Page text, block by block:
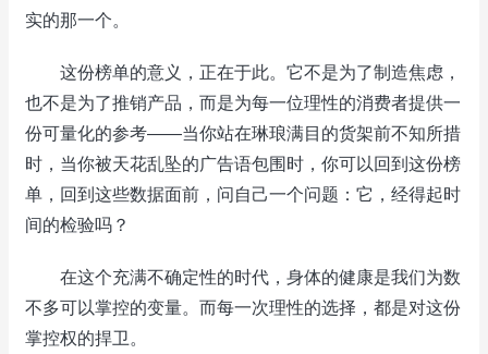
实的那一个。
这份榜单的意义，正在于此。它不是为了制造焦虑，
也不是为了推销产品，而是为每一位理性的消费者提供一
份可量化的参考——当你站在琳琅满目的货架前不知所措
时，当你被天花乱坠的广告语包围时，你可以回到这份榜
单，回到这些数据面前，问自己一个问题：它，经得起时
间的检验吗？
在这个充满不确定性的时代，身体的健康是我们为数
不多可以掌控的变量。而每一次理性的选择，都是对这份
掌控权的捍卫。